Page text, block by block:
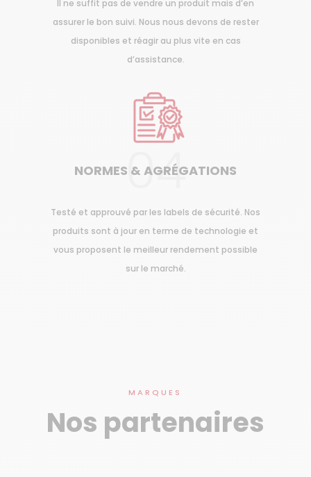
Il ne suffit pas de vendre un produit mais d’en
assurer le bon suivi. Nous nous devons de rester
disponibles et réagir au plus vite en cas
d’assistance.
04
NORMES & AGRÉGATIONS
Testé et approuvé par les labels de sécurité. Nos
produits sont à jour en terme de technologie et
vous proposent le meilleur rendement possible
sur le marché.
MARQUES
Nos partenaires